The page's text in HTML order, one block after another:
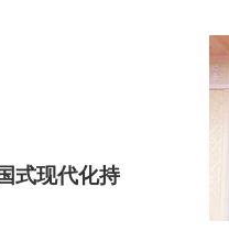
式现代化持